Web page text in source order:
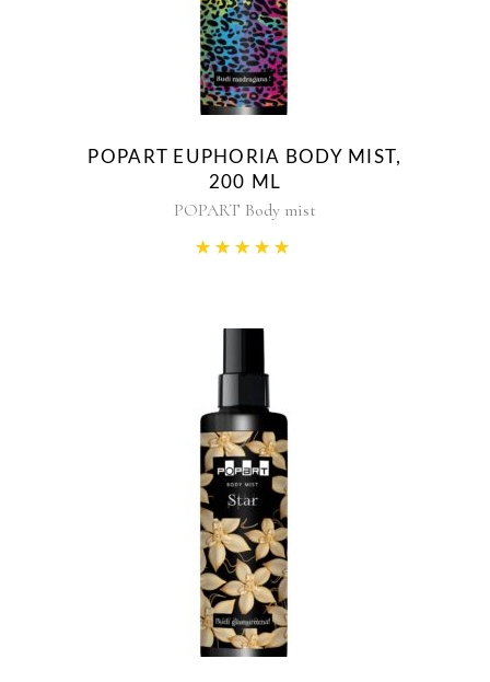
POPART EUPHORIA BODY MIST,
200 ML
POPART Body mist